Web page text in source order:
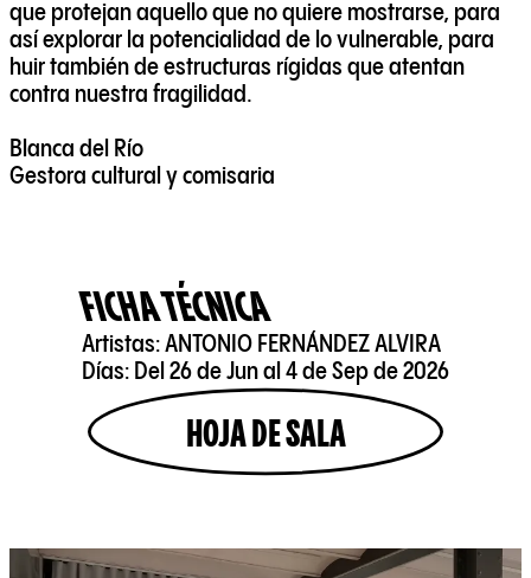
que protejan aquello que no quiere mostrarse, para
así explorar la potencialidad de lo vulnerable, para
huir también de estructuras rígidas que atentan
contra nuestra fragilidad.
Blanca del Río
Gestora cultural y comisaria
FICHA TÉCNICA
Artistas:ANTONIO FERNÁNDEZ ALVIRA
Días: Del 26 de Jun al 4 de Sep de 2026
HOJA DE SALA